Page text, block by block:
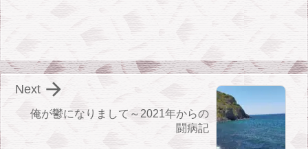
俺が鬱になりまして～2021年からの
闘病記

Next